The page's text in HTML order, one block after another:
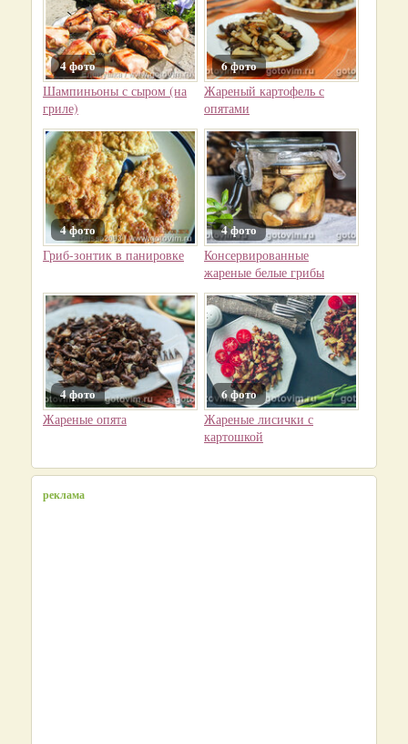
4 фото
Шампиньоны с сыром (на
гриле)
6 фото
Жареный картофель с
опятами
4 фото
Гриб-зонтик в панировке
4 фото
Консервированные
жареные белые грибы
4 фото
Жареные опята
6 фото
Жареные лисички с
картошкой
реклама